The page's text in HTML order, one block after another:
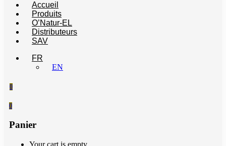
Accueil
Produits
O’Natur-EL
Distributeurs
SAV
FR
EN
0
0
Panier
Your cart is empty